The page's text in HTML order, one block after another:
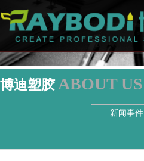
博迪塑胶 ABOUT US
新闻事件